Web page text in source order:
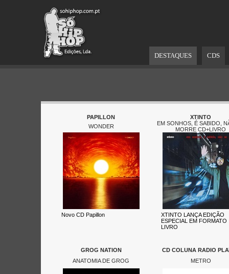
DESTAQUES CDS
PAPILLON
XTINTO
WONDER
EM SONHOS, É SABIDO,
MORRE CD+LIVRO
Novo CD Papillon
XTINTO LANÇA EDIÇÃO
ESPECIAL EM FORMATO
LIVRO
GROG NATION
CD COLUNA RADIO
ANATOMIA DE GROG
METRO